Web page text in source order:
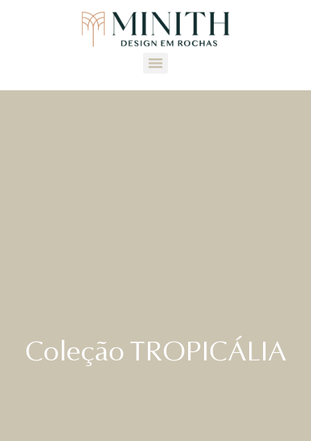
Coleção TROPICÁLIA